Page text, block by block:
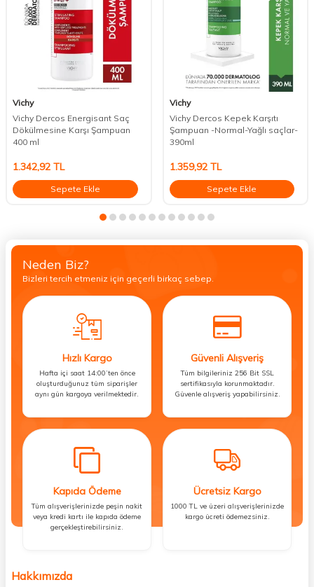
Vichy
Vichy Dercos Energisant Saç
Dökülmesine Karşı Şampuan
400 ml
1.342,92 TL
Sepete Ekle
Vichy
Vichy Dercos Kepek Karşıtı
Şampuan -Normal-Yağlı saçlar-
390ml
1.359,92TL
Sepete Ekle
Neden Biz?
Bizleri tercih etmeniz için geçerli birkaç sebep.
Hızlı Kargo
Hafta içi saat 14:00’ten önce
oluşturduğunuz tüm siparişler
aynı gün kargoya verilmektedir.
Güvenli Alışveriş
Tüm bilgileriniz 256 Bit SSL
sertifikasıyla korunmaktadır.
Güvenle alışveriş yapabilirsiniz.
Kapıda Ödeme
Tüm alışverişlerinizde peşin nakit
veya kredi kartı ile kapıda ödeme
gerçekleştirebilirsiniz.
Ücretsiz Kargo
1000 TL ve üzeri alışverişlerinizde
kargo ücreti ödemezsiniz.
Hakkımızda